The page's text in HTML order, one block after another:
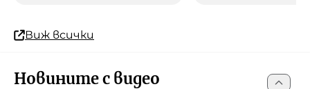
Виж всички
Новините с видео